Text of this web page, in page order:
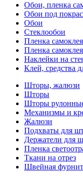
Обои, пленка
Обои под
Обои
Стеклообои
Пленка
Пленка
Наклейки на
Клей, средства
Шторы, жалюзи
Шторы
Шторы
Механизмы и
Жалюзи
Подхваты для
Держатели для
Пленка
Ткани на отрез
Швейная